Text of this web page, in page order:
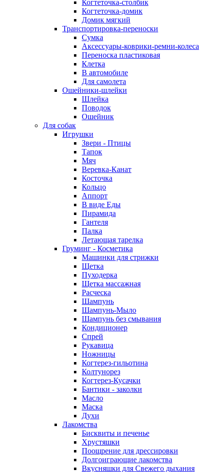
Когтеточка-столбик
Когтеточка-домик
Домик мягкий
Транспортировка-переноски
Сумка
Аксессуары-коврики-ремни-колеса
Переноска пластиковая
Клетка
В автомобиле
Для самолета
Ошейники-шлейки
Шлейка
Поводок
Ошейник
Для собак
Игрушки
Звери - Птицы
Тапок
Мяч
Веревка-Канат
Косточка
Кольцо
Аппорт
В виде Еды
Пирамида
Гантеля
Палка
Летающая тарелка
Груминг - Косметика
Машинки для стрижки
Щетка
Пуходерка
Щетка массажная
Расческа
Шампунь
Шампунь-Мыло
Шампунь без cмывания
Кондиционер
Спрей
Рукавица
Ножницы
Когтерез-гильотина
Колтунорез
Когтерез-Кусачки
Бантики - заколки
Масло
Маска
Духи
Лакомства
Бисквиты и печенье
Хрустяшки
Поощрение для дрессировки
Долгоиграющие лакомства
Вкусняшки для Свежего дыхания